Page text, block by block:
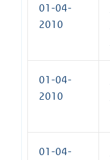
01-04-
2010
01-04-
2010
01-04-